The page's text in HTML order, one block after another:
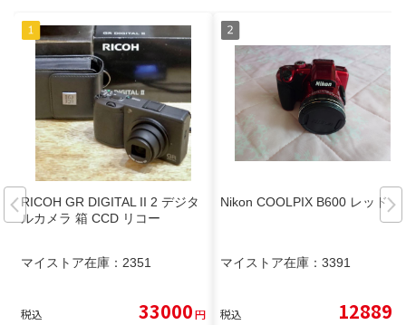
RICOH GR DIGITAL II 2 デジタ
ルカメラ 箱 CCD リコー
マイストア在庫： 2351
税込 33000円
Nikon COOLPIX B600 レッド
マイストア在庫： 3391
税込 12889